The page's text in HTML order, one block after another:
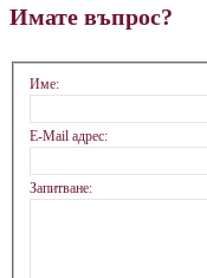
Имате въпрос?
Име:
E-Mail адрес:
Запитване: